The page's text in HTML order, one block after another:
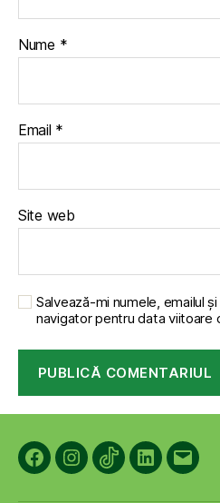
Nume *
Email *
Site web
Salvează-mi numele, emailul
navigator pentru data viitoare
FacebookInstagram
TikTokLinkedIn
Email